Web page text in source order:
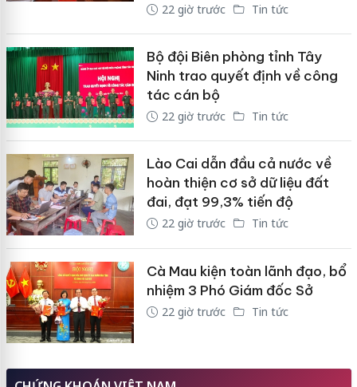
22 giờ trước Tin tức
Bộ đội Biên phòng tỉnh Tây
Ninh trao quyết định về công
tác cán bộ
22 giờ trước Tin tức
Lào Cai dẫn đầu cả nước về
hoàn thiện cơ sở dữ liệu đất
đai, đạt 99,3% tiến độ
22 giờ trước Tin tức
Cà Mau kiện toàn lãnh đạo, bổ
nhiệm 3 Phó Giám đốc Sở
22 giờ trước Tin tức